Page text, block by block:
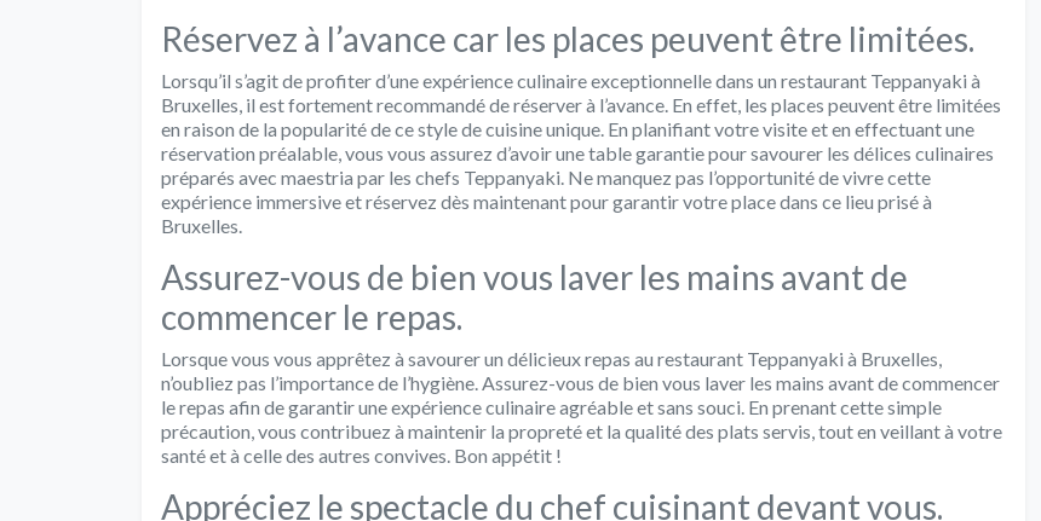
Réservez à l’avance car les places peuvent être limitées.
Lorsqu’il s’agit de profiter d’une expérience culinaire exceptionnelle dans un restaurant Teppanyaki à
Bruxelles, il est fortement recommandé de réserver à l’avance. En effet, les places peuvent être limitées
en raison de la popularité de ce style de cuisine unique. En planifiant votre visite et en effectuant une
réservation préalable, vous vous assurez d’avoir une table garantie pour savourer les délices culinaires
préparés avec maestria par les chefs Teppanyaki. Ne manquez pas l’opportunité de vivre cette
expérience immersive et réservez dès maintenant pour garantir votre place dans ce lieu prisé à
Bruxelles.
Assurez-vous de bien vous laver les mains avant de
commencer le repas.
Lorsque vous vous apprêtez à savourer un délicieux repas au restaurant Teppanyaki à Bruxelles,
n’oubliez pas l’importance de l’hygiène. Assurez-vous de bien vous laver les mains avant de commencer
le repas afin de garantir une expérience culinaire agréable et sans souci. En prenant cette simple
précaution, vous contribuez à maintenir la propreté et la qualité des plats servis, tout en veillant à votre
santé et à celle des autres convives. Bon appétit !
Appréciez le spectacle du chef cuisinant devant vous.